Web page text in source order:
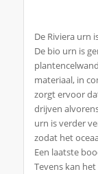
De Riviera urn
De bio urn is
materiaal, in
zorgt ervoor
drijven
urn is verder
zodat het
Een laatste
Tevens kan